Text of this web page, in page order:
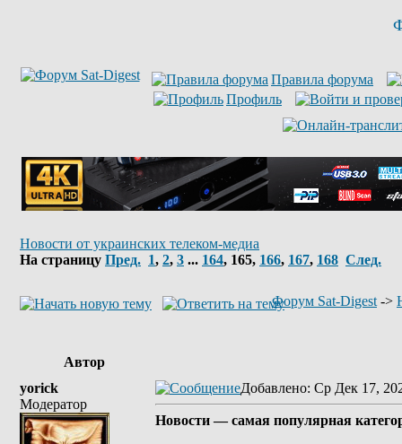
Правила форума
Профиль
Новости от украинских телеком-медиа
На страницу Пред. 1, 2, 3 ... 164, 165, 166, 167, 168 След.
Форум Sat-Digest ->
Автор
yorick
Модератор
Добавлено: Ср Дек 17,
Новости — самая популярная